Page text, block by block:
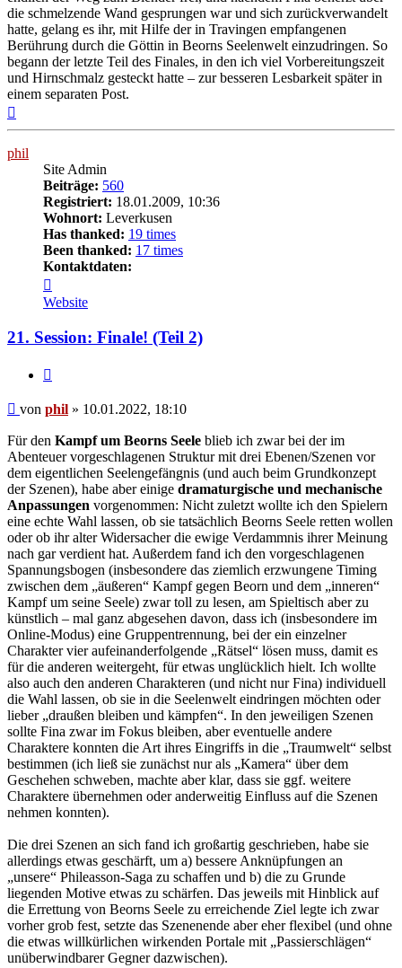
die schmelzende Wand gesprungen war und sich zurückverwandelt
hatte, gelang es ihr, mit Hilfe der in Travingen empfangenen
Berührung durch die Göttin in Beorns Seelenwelt einzudringen. So
begann der letzte Teil des Finales, in den ich viel Vorbereitungszeit
und Hirnschmalz gesteckt hatte – zur besseren Lesbarkeit später in
einem separaten Post.
phil
Site Admin
Beiträge: 560
Registriert: 18.01.2009, 10:36
Wohnort: Leverkusen
Has thanked: 19 times
Been thanked: 17 times
Kontaktdaten:
von
phil
Website
21. Session: Finale! (Teil 2)
Beitrag
von phil » 10.01.2022, 18:10
Für den Kampf um Beorns Seele blieb ich zwar bei der im
Abenteuer vorgeschlagenen Struktur mit drei Ebenen/Szenen vor
dem eigentlichen Seelengefängnis (und auch beim Grundkonzept
der Szenen), habe aber einige dramaturgische und mechanische
Anpassungen vorgenommen: Nicht zuletzt wollte ich den Spielern
eine echte Wahl lassen, ob sie tatsächlich Beorns Seele retten wollen
oder ob ihr alter Widersacher die ewige Verdammnis ihrer Meinung
nach gar verdient hat. Außerdem fand ich den vorgeschlagenen
Spannungsbogen (insbesondere das ziemlich erzwungene Timing
zwischen dem „äußeren“ Kampf gegen Beorn und dem „inneren“
Kampf um seine Seele) zwar toll zu lesen, am Spieltisch aber zu
künstlich – mal ganz abgesehen davon, dass ich (insbesondere im
Online-Modus) eine Gruppentrennung, bei der ein einzelner
Charakter vier aufeinanderfolgende „Rätsel“ lösen muss, damit es
für die anderen weitergeht, für etwas unglücklich hielt. Ich wollte
also auch den anderen Charakteren (und nicht nur Fina) individuell
die Wahl lassen, ob sie in die Seelenwelt eindringen möchten oder
lieber „draußen bleiben und kämpfen“. In den jeweiligen Szenen
sollte Fina zwar im Fokus bleiben, aber eventuelle andere
Charaktere konnten die Art ihres Eingriffs in die „Traumwelt“ selbst
bestimmen (ich ließ sie zunächst nur als „Kamera“ über dem
Geschehen schweben, machte aber klar, dass sie ggf. weitere
Charaktere übernehmen oder anderweitig Einfluss auf die Szenen
nehmen konnten).
Die drei Szenen an sich fand ich großartig geschrieben, habe sie
allerdings etwas geschärft, um a) bessere Anknüpfungen an
„unsere“ Phileasson-Saga zu schaffen und b) die zu Grunde
liegenden Motive etwas zu schärfen. Das jeweils mit Hinblick auf
die Errettung von Beorns Seele zu erreichende Ziel legte ich zwar
vorher grob fest, setzte das Szenenende aber eher flexibel (und ohne
die etwas willkürlichen wirkenden Portale mit „Passierschlägen“
unüberwindbarer Gegner dazwischen).